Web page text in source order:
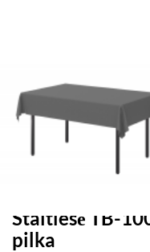
Staltiesė TB-
pilka